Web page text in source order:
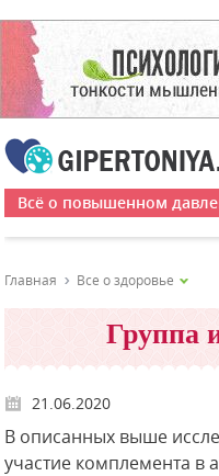
Всё о повышенном
Главная Все о здоровье
Группа
21.06.2020
В описанных выше
участие комплемента в